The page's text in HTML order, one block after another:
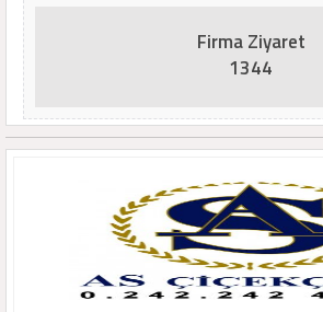
Firma Ziyaret
1344